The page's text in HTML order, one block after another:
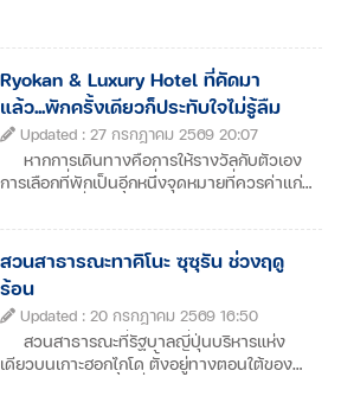
คาจิที่งดงาม เป็นช่วงเวลาที่ทำให้หัวใจค่อย ๆ
สงบ และเก็บความทรงจำอันแสนอบอุ่นไว้ในทุก
ภาพถ่ายหากมีสถานที่สักแห่งที่ทำให้เราอยาก
หยุดเวลาไว้ "ชิคิไซโนะโอกะ" คงเป็นหนึ่งในนั้น
เพราะความงดงามของธรรมชาติ ไม่ได้มีไว้
เพียงให้มองเห็น แต่มีไว้ให้สัมผัสด้วยหัวใจ
ปล่อยให้สีสันของดอกไม้ เติมเต็มความสุขให้กับ
Ryokan & Luxury Hotel ที่คัดมา
แล้ว...พักครั้งเดียวก็ประทับใจไม่รู้ลืม
Updated : 27 กรกฎาคม 2569 20:07
หากการเดินทางคือการให้รางวัลกับตัวเอง
การเลือกที่พักเป็นอีกหนึ่งจุดหมายที่ควรค่าแก่
เสน่ห์วัฒนธรรมญี่ปุ่นดั้งเดิม พร้อมผ่อนคลาย
ในออนเซ็นธรรมชาติ และ Luxury Hotel ที่มอบ
การบริการระดับโลก วิวสวย อาหารเลิศ และ
ความเป็นส่วนตัวในทุกช่วงเวลา
สวนสาธารณะทาคิโนะ ซุซุรัน ช่วงฤดู
ร้อน
Updated : 20 กรกฎาคม 2569 16:50
สวนสาธารณะที่รัฐบาลญี่ปุ่นบริหารแห่ง
เดียวบนเกาะฮอกไกโด ตั้งอยู่ทางตอนใต้ของ